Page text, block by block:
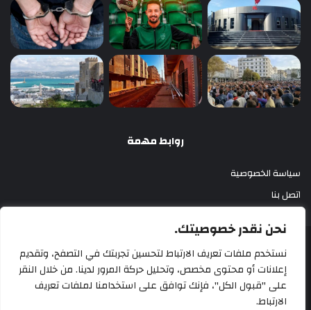
نحن نقدر خصوصيتك.
نستخدم ملفات تعريف الارتباط لتحسين تجربتك في التصفح، وتقديم
إعلانات أو محتوى مخصص، وتحليل حركة المرور لدينا. من خلال النقر
على "قبول الكل"، فإنك توافق على استخدامنا لملفات تعريف
الارتباط.
روابط مهمة
سياسة الخصوصية
اتصل بنا
أزري بريس 2025
سياسة الخصوصية اتصل بنا